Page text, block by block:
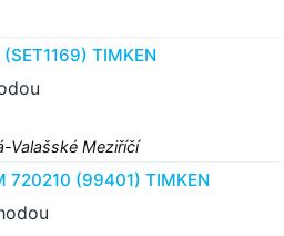
TIMKEN
Valašské Meziříčí
720210 (99401) TIMKEN